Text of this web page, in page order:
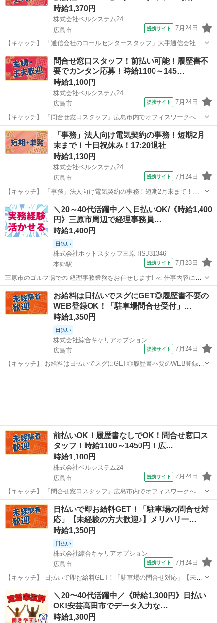
時給1,370円
株式会社ベルシステム24
広島市
提携サイト 7月24日
【キャッチ】 「通信会社のコールセンタースタッフ」大手通信会社の
コールセンター！未経験OK！平日休み！週2日～！扶養内可 【コメン
ト】 ベルシステム24なら前払い＆履歴書不要！ 勤務時間や働き方な
ど、あなたのライフスタイル...
広島 広島市 電話対応
問合せ窓口スタッフ！前払い可能！履歴書不
要でカンタン応募！時給1100～145…
時給1,100円
株式会社ベルシステム24
広島市
提携サイト 7月24日
【キャッチ】 「問合せ窓口スタッフ」広島市内でオフィスワークへの
転職を考えている方に！！ベルシステム24のお仕事紹介 【コメント】
ベルシステム24には経験や資格一切不問のお仕事も多数(^^♪ ＃扶養
内・Wワーク ＃週2...
広島 広島市 電話対応
「事務」法人向け電気契約の事務！短期2月
末まで！土日祝休み！17:20退社
時給1,130円
株式会社ベルシステム24
広島市
提携サイト 7月24日
【キャッチ】 「事務」法人向け電気契約の事務！短期2月末まで！土
日祝休み！17:20退社 【コメント】 ベルシステム24には経験や資格一
切不問のお仕事も多数(^^♪ ＃扶養内・Wワーク ＃週2のスキマワーク
＃1日4時間...
広島 広島市 一般事務
＼20～40代活躍中／＼日払いOK/《時給1,400
円》三原市周辺で経理事務員…
時給1,400円
日払い
株式会社ホットスタッフ三原-HSJ31346
本郷駅
提携サイト 7月23日
三原市のゴルフ場での 経理事務業務をお任せします! ≪ 仕事内容につ
いて ≫ (1) 経理業務 請求書のチェックや 給与計算などをします。 社
内のお金の出入り管理や 記録を残します。 (2) 書類作成 簡単なデータ
入力や E...
広島 本郷駅 経理
お給料は日払いでスグにGET◎履歴書不要の
WEB登録OK！「駐車場問合せ受付」…
時給1,350円
日払い
株式会社綜合キャリアオプション
広島市
提携サイト 7月24日
【キャッチ】 お給料は日払いでスグにGET◎履歴書不要のWEB登録
前払いOK！履歴書なしでOK！問合せ窓口ス
タッフ！時給1100～1450円！広…
時給1,100円
株式会社ベルシステム24
広島市
提携サイト 7月24日
【キャッチ】 「問合せ窓口スタッフ」広島市内でオフィスワークへの
転職を考えている方に！！ベルシステム24のお仕事紹介 【コメント】
ベルシステム24には経験や資格一切不問のお仕事も多数(^^♪ ＃扶養
内・Wワーク ＃週2...
広島 広島市 電話対応
日払いで即お給料GET！「駐車場の問合せ対
応」【未経験の方大歓迎♪】メリハリ一…
時給1,350円
日払い
株式会社綜合キャリアオプション
広島市
提携サイト 7月24日
【キャッチ】 日払いで即お給料GET！「駐車場の問合せ対応」【未経
験の方大歓迎♪】メリハリ一番・ノー残業♪女性多数活躍中！ヘアスタ
イル自由☆高時給1350円！ 【コメント】 ＼大手人材派遣会社で働き
ませんか♪／ 「新しい...
一般事務
＼20〜40代活躍中／《時給1,300円》日払い
OK!安芸高田市でデータ入力な…
時給1,300円